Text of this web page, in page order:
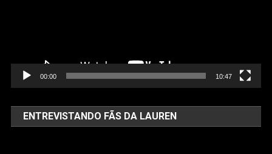
00:00 10:47
ENTREVISTANDO FÃS DA LAUREN